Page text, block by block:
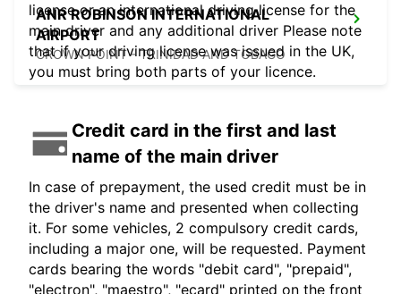
ANR ROBINSON INTERNATIONAL
AIRPORT
CROWN POINT - TRINIDAD AND TOBAGO
license or an international driving license for the
main driver and any additional driver Please note
that if your driving license was issued in the UK,
you must bring both parts of your licence.
Credit card in the first and last
name of the main driver
In case of prepayment, the used credit must be in
the driver's name and presented when collecting
it. For some vehicles, 2 compulsory credit cards,
including a major one, will be requested. Payment
cards bearing the words "debit card", "prepaid",
"electron", "maestro", "ecard" printed on the front